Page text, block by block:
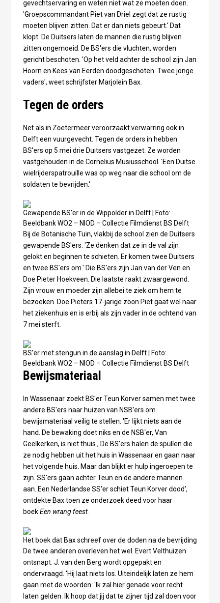
gevechtservaring en weten niet wat ze moeten doen.
'Groepscommandant Piet van Driel zegt dat ze rustig
moeten blijven zitten. Dat er dan niets gebeurt.' Dat
klopt. De Duitsers laten de mannen die rustig blijven
zitten ongemoeid. De BS'ers die vluchten, worden
gericht beschoten. 'Op het veld achter de school zijn Jan
Hoorn en Kees van Eerden doodgeschoten. Twee jonge
vaders', weet schrijfster Marjolein Bax.
Tegen de orders
Net als in Zoetermeer veroorzaakt verwarring ook in
Delft een vuurgevecht. Tegen de orders in hebben
BS'ers op 5 mei drie Duitsers vastgezet. Ze worden
vastgehouden in de Cornelius Musiusschool. 'Een Duitse
wielrijderspatrouille was op weg naar die school om de
soldaten te bevrijden.'
Gewapende BS'er in de Wippolder in Delft | Foto:
Beeldbank WO2 – NIOD – Collectie Filmdienst BS Delft
Bij de Botanische Tuin, vlakbij de school zien de Duitsers
gewapende BS'ers. 'Ze denken dat ze in de val zijn
gelokt en beginnen te schieten. Er komen twee Duitsers
en twee BS'ers om.' Die BS'ers zijn Jan van der Ven en
Doe Pieter Hoekveen. Die laatste raakt zwaargewond.
Zijn vrouw en moeder zijn allebei te ziek om hem te
bezoeken. Doe Pieters 17-jarige zoon Piet gaat wel naar
het ziekenhuis en is erbij als zijn vader in de ochtend van
7 mei sterft.
BS'er met stengun in de aanslag in Delft | Foto:
Beeldbank WO2 – NIOD – Collectie Filmdienst BS Delft
Bewijsmateriaal
In Wassenaar zoekt BS'er Teun Korver samen met twee
andere BS'ers naar huizen van NSB'ers om
bewijsmateriaal veilig te stellen. 'Er lijkt niets aan de
hand. De bewaking doet niks en de NSB'er, Van
Geelkerken, is niet thuis., De BS'ers halen de spullen die
ze nodig hebben uit het huis in Wassenaar en gaan naar
het volgende huis. Maar dan blijkt er hulp ingeroepen te
zijn. SS'ers gaan achter Teun en de andere mannen
aan. Een Nederlandse SS'er schiet Teun Korver dood',
ontdekte Bax toen ze onderzoek deed voor haar
boekEen wrang feest.
Het boek dat Bax schreef over de doden na de bevrijding
De twee anderen overleven het wel. Evert Velthuizen
ontsnapt. J. van den Berg wordt opgepakt en
ondervraagd. 'Hij laat niets los. Uiteindelijk laten ze hem
gaan met de woorden: 'Ik zal hier genade voor recht
laten gelden. Ik hoop dat jij dat te zijner tijd zal doen voor